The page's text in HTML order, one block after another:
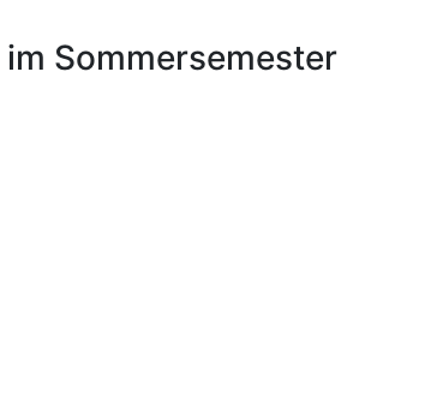
Sommersemester